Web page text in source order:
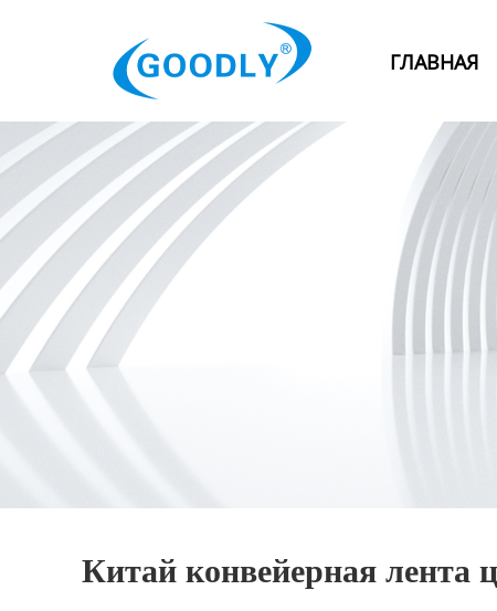
ГЛАВНАЯ
ОТРАСЛИ
Категория
Новости
Контакты
Китай конвейерная лента